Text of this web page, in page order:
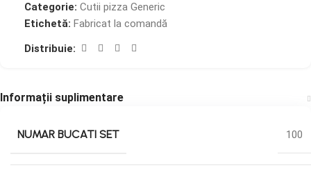
Categorie: Cutii pizza Generic
Etichetă: Fabricat la comandă
Distribuie:
Informații suplimentare
NUMAR BUCATI SET 100